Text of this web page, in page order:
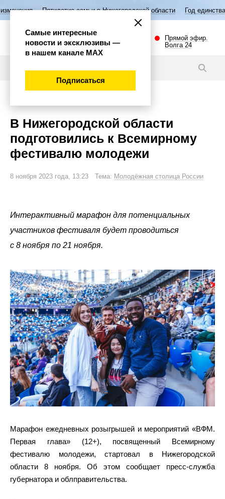
семьи в Нижегородской области Год единства народов России
Прямой эфир.
Волга 24
В Нижегородской области
подготовились к Всемирному
фестивалю молодежи
8 ноября 2023 года, 13:23 Тема: Молодёжная столица России
Интерактивный марафон для потенциальных
участников фестиваля будет проводиться
с 8 ноября по 21 ноября.
Марафон ежедневных розыгрышей и мероприятий «ВФМ.
Первая глава» (12+), посвященный Всемирному
фестивалю молодежи, стартовал в Нижегородской
области 8 ноября. Об этом сообщает пресс-служба
губернатора и облправительства.
Самые интересные
новости и эксклюзивы —
в нашем канале МАХ
Подписаться